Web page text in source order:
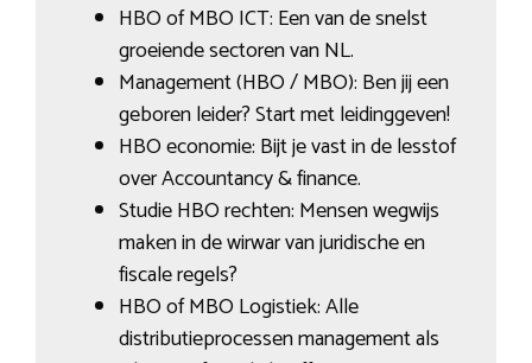
HBO of MBO ICT: Een van de snelst
groeiende sectoren van NL.
Management (HBO / MBO): Ben jij een
geboren leider? Start met leidinggeven!
HBO economie: Bijt je vast in de lesstof
over Accountancy & finance.
Studie HBO rechten: Mensen wegwijs
maken in de wirwar van juridische en
fiscale regels?
HBO of MBO Logistiek: Alle
distributieprocessen management als